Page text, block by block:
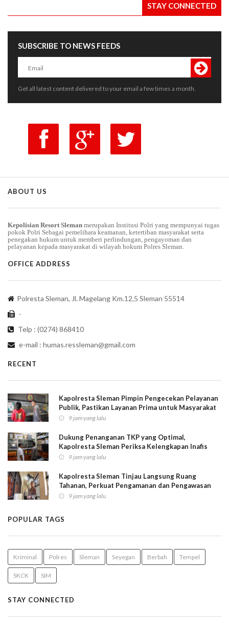
STAY CONNECTED
SUBSCRIBE TO NEWS FEEDS
Get all latest content delivered to your email a few times a month.
ABOUT US
Kepolisian Resort Sleman merupakan Institusi Polri yang mempunyai tugas
pokok Polri Sebagai pemelihara keamanan, ketertiban masyarakat serta
penegakan hukum untuk memberi perlindungan, pengayoman dan
pelayanan kepada masyarakat di wilayah hokum Polres Sleman.
OFFICE ADDRESS
Polresta Sleman, Jl. Magelang Km.12,5 Sleman 55514
-
Telp : (0274) 868410
e-mail : humas.ressleman@gmail.com
RECENT
Kapolresta Sleman Pimpin Pengecekan Pelayanan
Publik, Pastikan Layanan Prima untuk Masyarakat
9 jam yang lalu
Dukung Penanganan TKP yang Optimal,
Kapolresta Sleman Periksa Kelengkapan Inafis
9 jam yang lalu
Kapolresta Sleman Tinjau Langsung Ruang
Tahanan, Perkuat Pengamanan dan Pengawasan
9 jam yang lalu
POPULAR TAGS
Kriminal Polres Sleman Seyegan Berbah Tempel
SKCK SIM
STAY CONNECTED